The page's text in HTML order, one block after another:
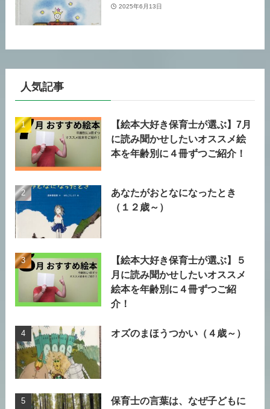
2025年6月13日
人気記事
【絵本大好き保育士が選ぶ】7月
に読み聞かせしたいオススメ絵
本を年齢別に４冊ずつご紹介！
あなたがおとなになったとき
（１２歳～）
【絵本大好き保育士が選ぶ】５
月に読み聞かせしたいオススメ
絵本を年齢別に４冊ずつご紹
介！
オズのまほうつかい（４歳～）
保育士の言葉は、なぜ子どもに